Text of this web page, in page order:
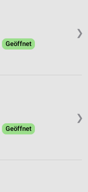
❯
Geöffnet
❯
Geöffnet